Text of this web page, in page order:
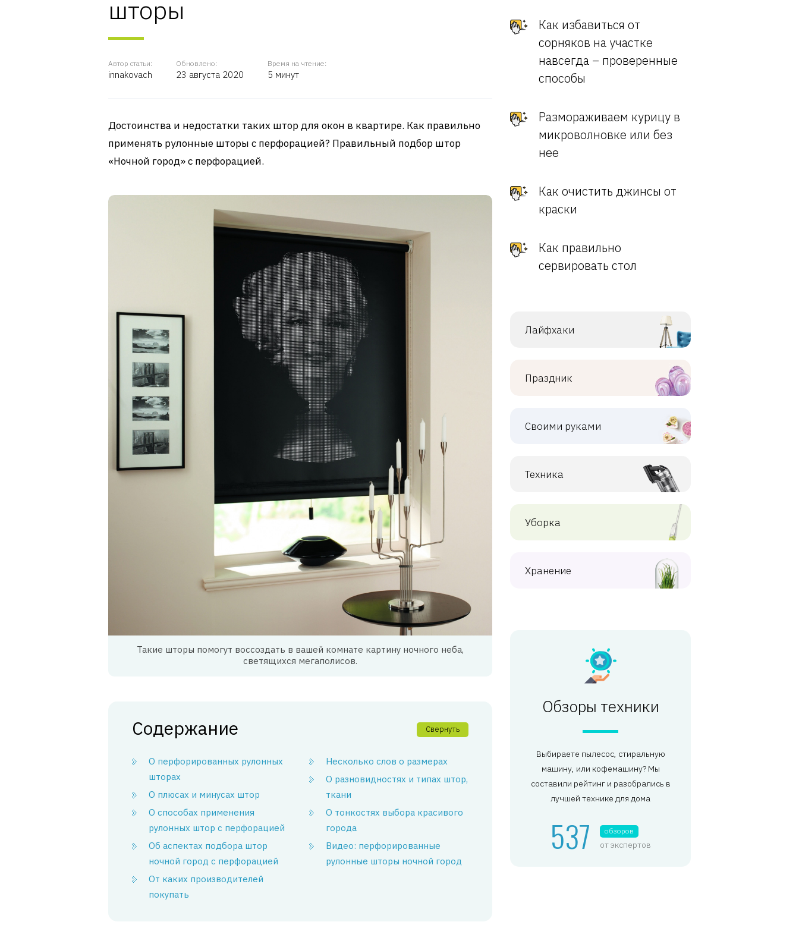
шторы
Автор статьи:
innakovach
Обновлено:
23 августа 2020
Время на чтение:
5 минут
Достоинства и недостатки таких штор для окон в квартире. Как правильно
применять рулонные шторы с перфорацией? Правильный подбор штор
«Ночной город» с перфорацией.
Такие шторы помогут воссоздать в вашей комнате картину ночного неба,
светящихся мегаполисов.
Содержание Свернуть
О перфорированных рулонных
шторах
О плюсах и минусах штор
О способах применения
рулонных штор с перфорацией
Об аспектах подбора штор
ночной город с перфорацией
От каких производителей
покупать
Несколько слов о размерах
О разновидностях и типах штор,
ткани
О тонкостях выбора красивого
города
Видео: перфорированные
рулонные шторы ночной город
Как избавиться от
сорняков на участке
навсегда – проверенные
способы
Размораживаем курицу в
микроволновке или без
нее
Как очистить джинсы от
краски
Как правильно
сервировать стол
Лайфхаки
Праздник
Своими руками
Техника
Уборка
Хранение
Обзоры техники
Выбираете пылесос, стиральную
машину, или кофемашину? Мы
составили рейтинг и разобрались в
лучшей технике для дома
537 обзоров
от экспертов